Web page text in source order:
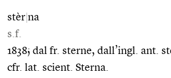
stèr na
s.f.
1838; dal fr. sterne, dall’ingl. ant.
cfr. lat. scient. Sterna.